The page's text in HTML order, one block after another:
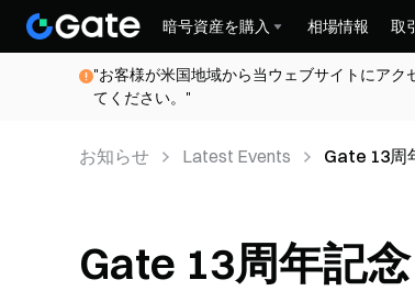
暗号資産を購入 相場情報 取
"お客様が米国地域から当ウェブサイトにア
てください。"
お知らせ Latest Events
Gate 13周
Gate 13周年記